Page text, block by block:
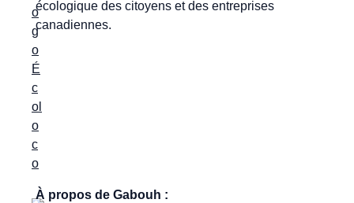
écologique des citoyens et des entreprises
canadiennes.
À propos de Gabouh :